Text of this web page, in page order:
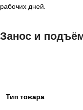
рабочих дней.
Занос и
Тип товара